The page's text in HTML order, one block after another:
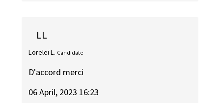
LL
Loreleï L. Candidate
D'accord merci
06 April, 2023 16:23